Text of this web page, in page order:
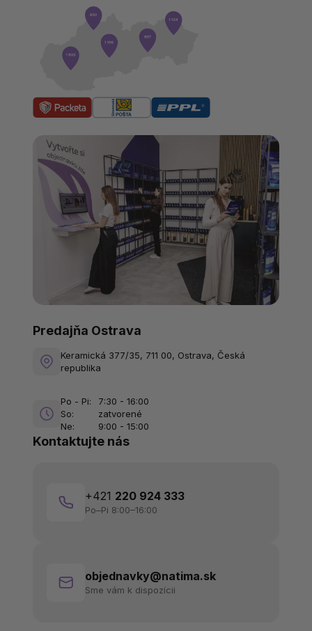
Kontaktujte nás
+421 220 924 333
Po–Pi 8:00–16:00
objednavky@natima.sk
Sme vám k dispozícii
Predajňa Ostrava
Keramická 377/35, 711 00, Ostrava, Česká
republika
Po - Pi:
7:30 - 16:00
So:
zatvorené
Ne:
9:00 - 15:00